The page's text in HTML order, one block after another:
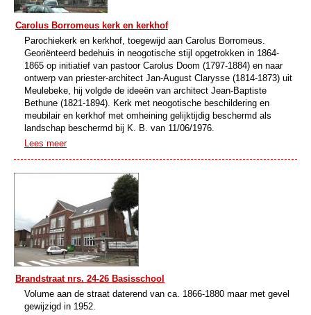
Carolus Borromeus kerk en kerkhof
Parochiekerk en kerkhof, toegewijd aan Carolus Borromeus.
Georiënteerd bedehuis in neogotische stijl opgetrokken in 1864-
1865 op initiatief van pastoor Carolus Doom (1797-1884) en naar
ontwerp van priester-architect Jan-August Clarysse (1814-1873) uit
Meulebeke, hij volgde de ideeën van architect Jean-Baptiste
Bethune (1821-1894). Kerk met neogotische beschildering en
meubilair en kerkhof met omheining gelijktijdig beschermd als
landschap beschermd bij K. B. van 11/06/1976.
Lees meer
Brandstraat nrs. 24-26 Basisschool
Volume aan de straat daterend van ca. 1866-1880 maar met gevel
gewijzigd in 1952.